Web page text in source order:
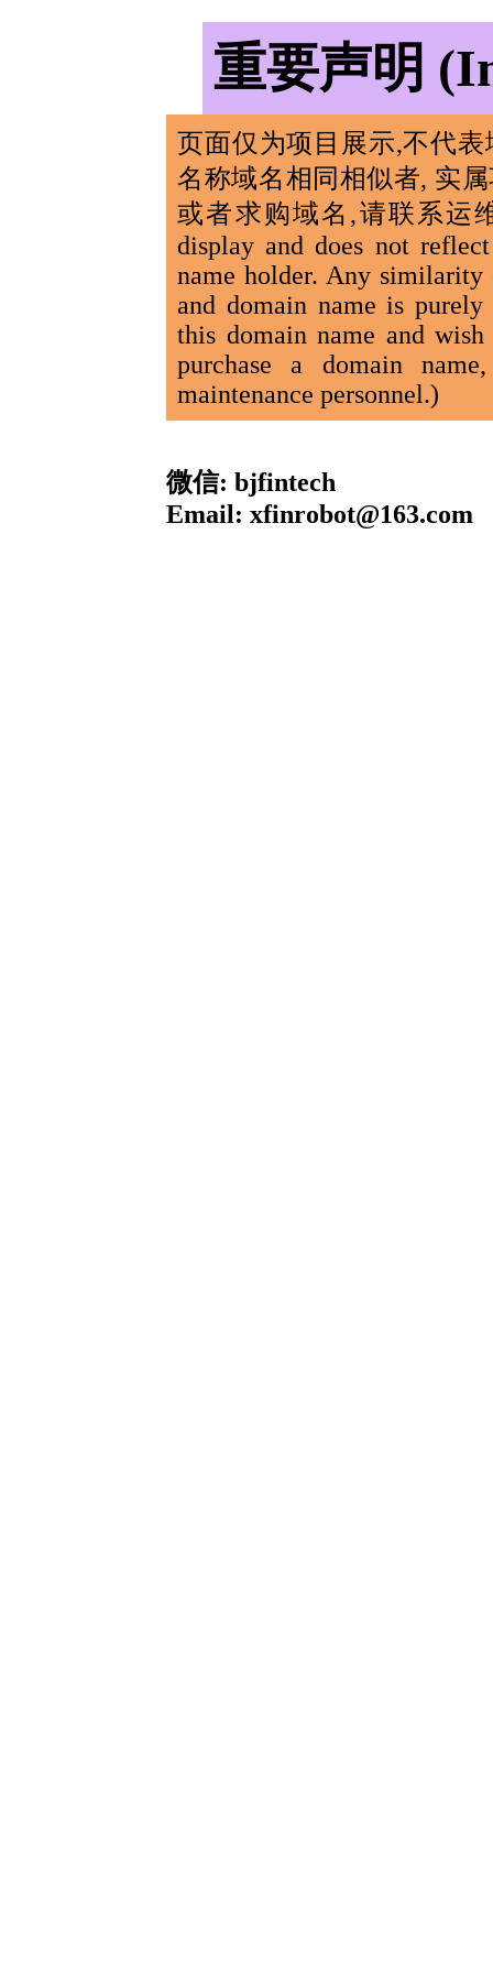
重要声明
页面仅为项目展示,不代
名称域名相同相似者, 实
或者求购域名,请联系运
display and does not
name holder. Any
and domain name is
this domain name and
purchase a domain
maintenance personnel.)
微信: bjfintech
Email: xfinrobot@163.com